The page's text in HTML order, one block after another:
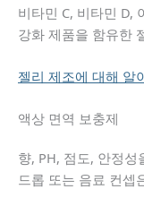
비타민 C, 비타민 D,
강화 제품을 함유한
젤리 제조에 대해 알
액상 면역 보충제
향, PH, 점도, 안정
드롭 또는 음료 컨셉